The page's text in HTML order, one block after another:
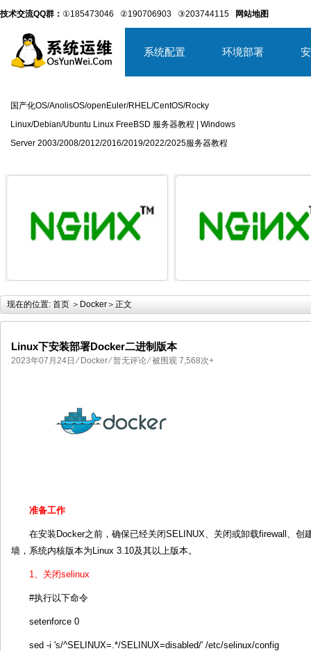
技术交流QQ群： ①185473046 ②190706903 ③203744115 网站地图
系统配置 环境部署
国产化OS/AnolisOS/openEuler/RHEL/CentOS/Rocky
Linux/Debian/Ubuntu Linux FreeBSD 服务器教程 | Windows
Server 2003/2008/2012/2016/2019/2022/2025服务器教程
现在的位置: 首页 ＞ Docker ＞正文
Linux下安装部署Docker二进制版本
2023年07月24日 ⁄ Docker ⁄暂无评论⁄ 被围观 7,568次+
准备工作
在安装Docker之前，确保已经关闭SELINUX、关闭或卸载firewall、创
墙，系统内核版本为Linux 3.10及其以上版本。
1、关闭selinux
#执行以下命令
setenforce 0
sed -i 's/^SELINUX=.*/SELINUX=disabled/' /etc/selinux/config